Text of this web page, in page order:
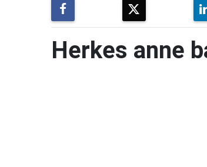
Herkes anne